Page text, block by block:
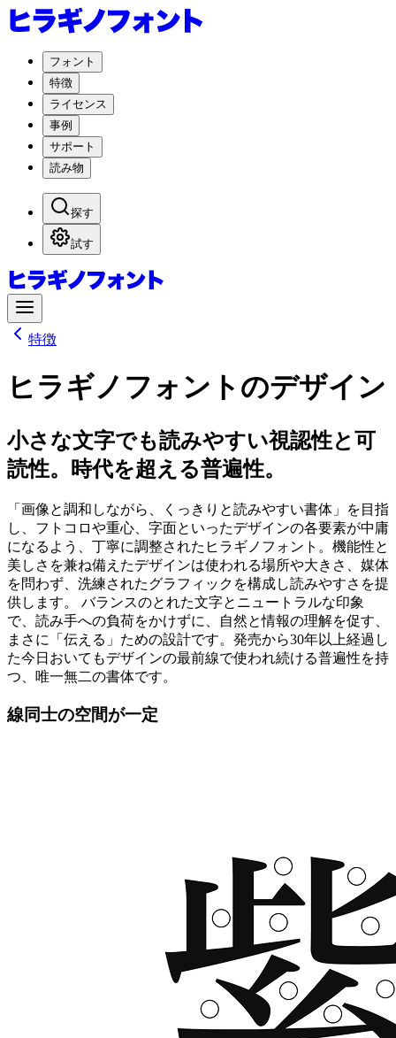
フォント
特徴
ライセンス
事例
サポート
読み物
探す
試す
特徴
ヒラギノフォントのデザイン
小さな文字でも読みやすい視認性と可
読性。時代を超える普遍性。
「画像と調和しながら、くっきりと読みやすい書体」を目指
し、フトコロや重心、字面といったデザインの各要素が中庸
になるよう、丁寧に調整されたヒラギノフォント。機能性と
美しさを兼ね備えたデザインは使われる場所や大きさ、媒体
を問わず、洗練されたグラフィックを構成し読みやすさを提
供します。 バランスのとれた文字とニュートラルな印象
で、読み手への負荷をかけずに、自然と情報の理解を促す、
まさに「伝える」ための設計です。発売から30年以上経過し
た今日おいてもデザインの最前線で使われ続ける普遍性を持
つ、唯一無二の書体です。
線同士の空間が一定